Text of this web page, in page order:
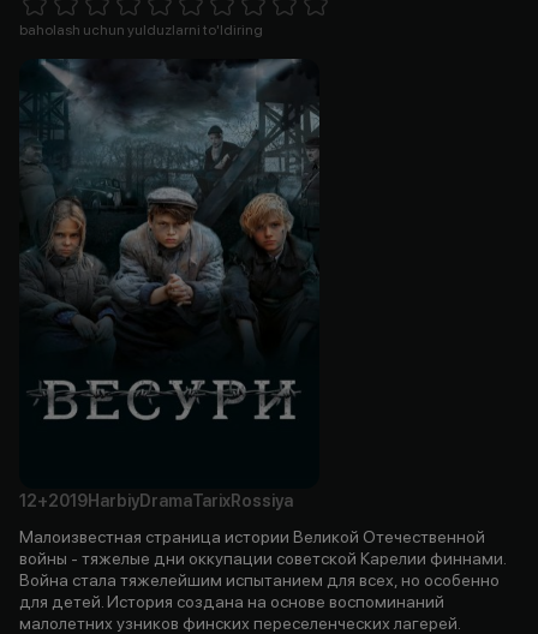
1 Star 2 Stars 3 Stars 4 Stars5 Stars 6 Stars7 Stars8 Stars
baholash uchun yulduzlarni to'ldiring
12+2019HarbiyDramaTarixRossiya
Малоизвестная страница истории Великой Отечественной
войны - тяжелые дни оккупации советской Карелии финнами.
Война стала тяжелейшим испытанием для всех, но особенно
для детей. История создана на основе воспоминаний
малолетних узников финских переселенческих лагерей.